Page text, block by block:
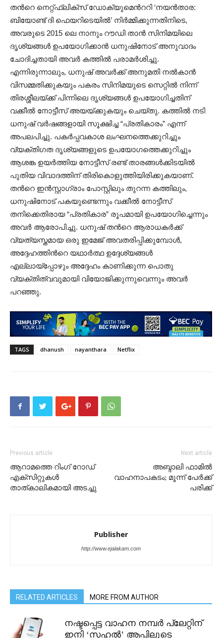
തന്‍റെ നെറ്റ്ഫ്ലിക്‌സ് ഡോക്യുമെന്‍ററി ‘നയൻതാര:
ബിയോണ്ട് ദി ഫെയറിടെയിൽ’ നിർമ്മിക്കുന്നതിനിടെ,
അവരുടെ 2015 ലെ നാനും റൗഡി താൻ സിനിമയിലെ
ദൃശ്യങ്ങൾ ഉപയോഗിക്കാൻ ധനുഷിനോട് അനുവാദം
ചോദിച്ചതായി അവർ കത്തിൽ പരാമർശിച്ചു.
എന്നിരുന്നാലും, ധനുഷ് അവർക്ക് അനുമതി നൽകാൻ
വിസമ്മതിക്കുകയും പകരം സിനിമയുടെ സെറ്റിൽ നിന്ന്
തിരശ്ശീലയ്ക്ക് പിന്നിലെ ദൃശ്യങ്ങൾ ഉപയോഗിച്ചതിന്
വക്കീൽ നോട്ടീസ് അയയ്ക്കുകയും ചെയ്തു. കത്തിൽ നടി
ധനുഷ് വർഷങ്ങളായി സൂക്ഷിച്ച “പ്രതികാരം” എന്ന്
അപലപിച്ചു. പകർപ്പവകാശ ലംഘനത്തെക്കുറിച്ചും
വ്യക്തിഗത ദൃശ്യങ്ങളുടെ ഉപയോഗത്തെക്കുറിച്ചും
ആശങ്ക ഉയർത്തിയ നോട്ടീസ് രണ്ട് താരങ്ങൾക്കിടയിൽ
പുതിയ വിവാദത്തിന് തിരികൊളുത്തിയിരിക്കുകയാണ്.
തന്‍റെ ഇൻസ്റ്റാഗ്രാം പോസ്റ്റിലും തുറന്ന കത്തിലും,
ധനുഷിനോട് പകയുണ്ടെന്നും വക്കീൽ നോട്ടീസ്
തനിക്കെതിരായ “പ്രതികാര” രൂപമായി ഉപയോഗിച്ചെന്നും
അവർ ആരോപിച്ചു. ധനുഷ് തന്‍റെ ആരാധകർക്ക്
വ്യത്യസ്തമായ ഒരു ഇമേജ് അവതരിപ്പിക്കുമ്പോൾ,
അദ്ദേഹത്തിന്‍റെ യഥാർത്ഥ ഉദ്ദേശ്യങ്ങൾ
എല്ലായ്പ്പോഴും അദ്ദേഹം കാണിക്കുന്ന പൊതു
വ്യക്തിത്വവുമായി വിയോജിക്കുന്നുവെന്നും അവർ
പറഞ്ഞു.
TAGS dhanush nayanthara Netflix
Previous article
ആറാമത്തെ റിംഗ് റോഡ്
എക്സിറ്റുകൾ
താത്കാലികമായി അടച്ചു
Next article
അബ്ദാലി ഫാമിൽ
വാഹനാപകടം; മൂന്ന് പേർക്ക്
പരിക്ക്
Publisher
http://www.ejalakam.com
RELATED ARTICLES MORE FROM AUTHOR
നഷ്ടപ്പെട്ട വാഹന നമ്പർ പ്ലേറ്റിന്
ഇനി ‘സഹൽ’ ആപ്പിലൂടെ